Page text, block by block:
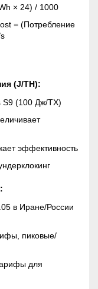
× 24) / 1000
= (Потребление
(J/TH):
S9 (100 Дж/ТХ)
эффективность
в Иране/России
пиковые/
для